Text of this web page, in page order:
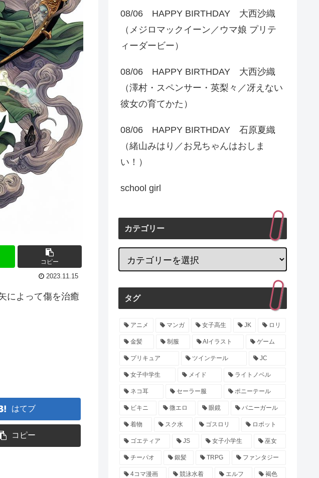
コピー
2023.11.15
によって傷を治癒
はてブ
コピー
08/06 HAPPY BIRTHDAY 大西沙織
（メジロマックイーン／ウマ娘 プリテ
ィーダービー）
08/06 HAPPY BIRTHDAY 大西沙織
（澤村・スペンサー・英梨々／冴えない
彼女の育てかた）
08/06 HAPPY BIRTHDAY 石原夏織
（緒山みはり／お兄ちゃんはおしま
い！）
school girl
カテゴリー
タグ
アニメ マンガ 女子高生 JK ロリ
金髪 制服 AIイラスト ゲーム
プリキュア ツインテール JC
女子中学生 メイド ライトノベル
ネコ耳 セーラー服 ポニーテール
ビキニ 微エロ 眼鏡 バニーガール
着物 スク水 ゴスロリ ロボット
ゴエティア JS 女子小学生 巫女
チーパオ 銀髪 TRPG ファンタジー
4コマ漫画 競泳水着 エルフ 褐色